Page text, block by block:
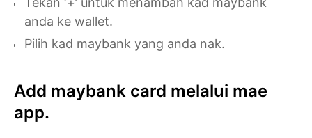
anda ke wallet.
Pilih kad maybank yang anda nak.
Add maybank card melalui mae
app.